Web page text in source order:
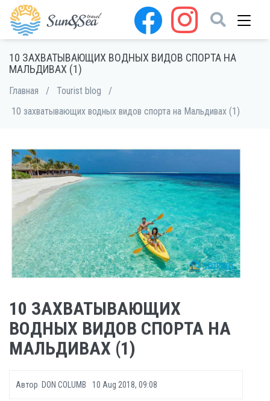
10 ЗАХВАТЫВАЮЩИХ ВОДНЫХ ВИДОВ СПОРТА НА
МАЛЬДИВАХ (1)
Главная / Tourist blog
/
10 захватывающих водных видов спорта на Мальдивах (1)
10 ЗАХВАТЫВАЮЩИХ
ВОДНЫХ ВИДОВ СПОРТА НА
МАЛЬДИВАХ (1)
Автор DON COLUMB 10 Aug 2018, 09:08